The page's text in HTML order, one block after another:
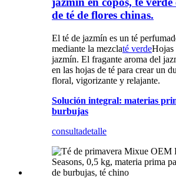
de té de flores chinas.
El té de jazmín es un té
mediante la mezclaté verdeHojas
jazmín. El fragante aroma del
en las hojas de té para crear un
floral, vigorizante y relajante.
Solución integral: materias
burbujas
consultadetalle